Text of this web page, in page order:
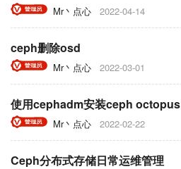
Mr丶点心 2022-04-14
ceph删除osd
Mr丶点心 2022-03-01
使用cephadm安装ceph octopus
Mr丶点心 2022-02-22
Ceph分布式存储日常运维管理